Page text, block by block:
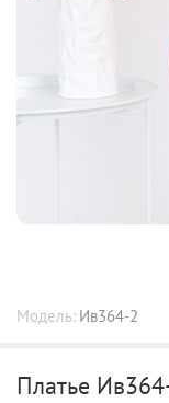
Модель: Ив364-2
Платье